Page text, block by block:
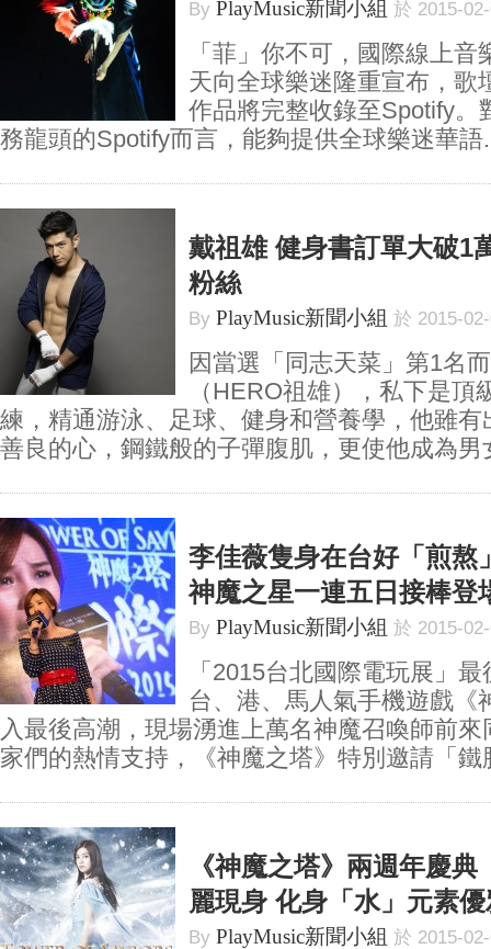
By PlayMusic新聞小組 於 2015-
「菲」你不可，國際線上
天向全球樂迷隆重宣布，歌
作品將完整收錄至Spotify。
務龍頭的Spotify而言，能夠提供全球樂迷華語
戴祖雄 健身書訂單大破1
粉絲
By PlayMusic新聞小組 於 2015-
因當選「同志天菜」第1名
（HERO祖雄），私下是頂
練，精通游泳、足球、健身和營養學，他雖
善良的心，鋼鐵般的子彈腹肌，更使他成為男
李佳薇隻身在台好「煎熬
神魔之星一連五日接棒登
By PlayMusic新聞小組 於 2015-
「2015台北國際電玩展」
台、港、馬人氣手機遊戲《
入最後高潮，現場湧進上萬名神魔召喚師前
家們的熱情支持，《神魔之塔》特別邀請「鐵
《神魔之塔》兩週年慶
麗現身 化身「水」元素
By PlayMusic新聞小組 於 2015-